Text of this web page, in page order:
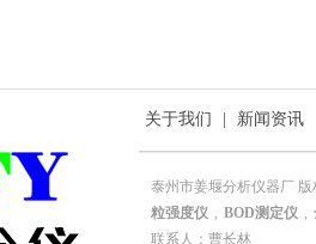
关于我们 新闻资讯
泰州市姜堰分析仪器厂
粒强度仪 , BOD测定仪 ,
联系人：曹长林